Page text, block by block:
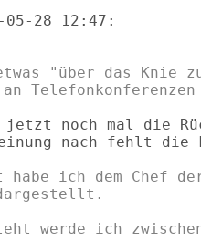
05-28 12:47:
"über das Knie
noch mal die
nach fehlt die
ich dem Chef
werde ich